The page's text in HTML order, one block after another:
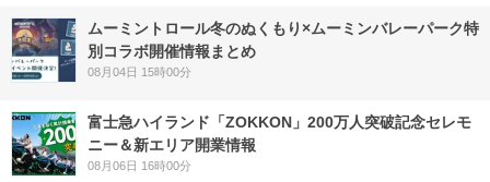
ムーミントロール冬のぬくもり×ムーミンバレーパーク特
別コラボ開催情報まとめ
08月04日 15時00分
富士急ハイランド「ZOKKON」200万人突破記念セレモ
ニー＆新エリア開業情報
08月06日 16時00分